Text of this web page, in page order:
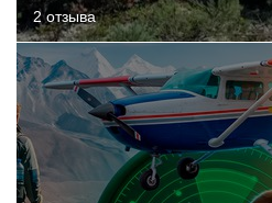
2 отзыва